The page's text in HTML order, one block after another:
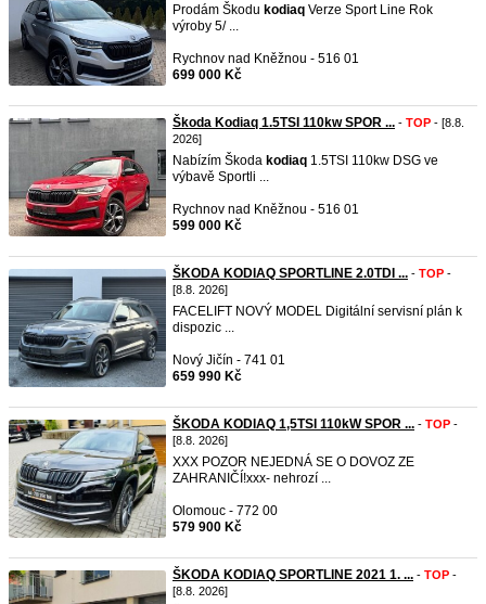
Prodám Škodu kodiaq Verze Sport Line Rok
výroby 5/ ...
Rychnov nad Kněžnou - 516 01
699 000 Kč
Škoda Kodiaq 1.5TSI 110kw SPOR ... - TOP - [8.8.
2026]
Nabízím Škoda kodiaq 1.5TSI 110kw DSG ve
výbavě Sportli ...
Rychnov nad Kněžnou - 516 01
599 000 Kč
ŠKODA KODIAQ SPORTLINE 2.0TDI ... - TOP -
[8.8. 2026]
FACELIFT NOVÝ MODEL Digitální servisní plán k
dispozic ...
Nový Jičín - 741 01
659 990 Kč
ŠKODA KODIAQ 1,5TSI 110kW SPOR ... - TOP -
[8.8. 2026]
XXX POZOR NEJEDNÁ SE O DOVOZ ZE
ZAHRANIČÍ!xxx- nehrozí ...
Olomouc - 772 00
579 900 Kč
ŠKODA KODIAQ SPORTLINE 2021 1. ... - TOP -
[8.8. 2026]